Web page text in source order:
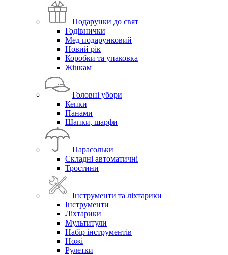
Подарунки до свят
Годівнички
Мед подарунковий
Новий рік
Коробки та упаковка
Жінкам
Головні убори
Кепки
Панами
Шапки, шарфи
Парасольки
Складні автоматичні
Тростини
Інструменти та ліхтарики
Інструменти
Ліхтарики
Мультитули
Набір інструментів
Ножі
Рулетки